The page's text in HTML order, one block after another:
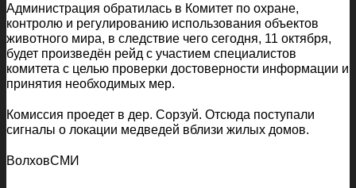
Администрация обратилась в Комитет по охране,
контролю и регулированию использования объектов
животного мира, в следствие чего сегодня, 11 октября,
будет произведён рейд с участием специалистов
комитета с целью проверки достоверности информации и
принятия необходимых мер.
Комиссия проедет в дер. Сорзуй. Отсюда поступали
сигналы о локации медведей вблизи жилых домов.
ВолховСМИ